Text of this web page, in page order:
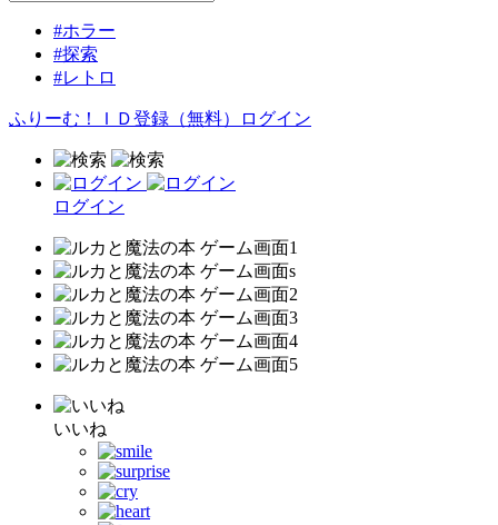
#ホラー
#探索
#レトロ
ふりーむ！ＩＤ登録（無料） ログイン
ログイン
いいね